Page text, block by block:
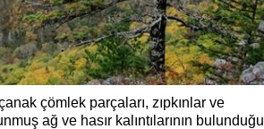
çömlek parçaları, zıpkınlar ve
ağ ve hasır kalıntılarının bulunduğu